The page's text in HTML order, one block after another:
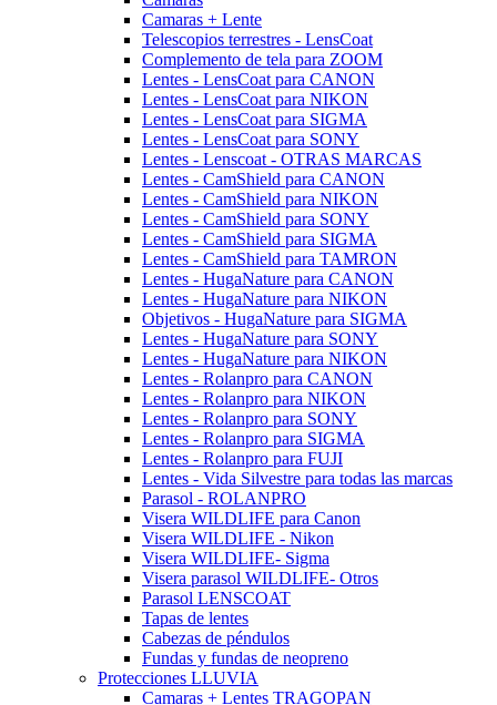
Camaras + Lente
Telescopios terrestres - LensCoat
Complemento de tela para ZOOM
Lentes - LensCoat para CANON
Lentes - LensCoat para NIKON
Lentes - LensCoat para SIGMA
Lentes - LensCoat para SONY
Lentes - Lenscoat - OTRAS MARCAS
Lentes - CamShield para CANON
Lentes - CamShield para NIKON
Lentes - CamShield para SONY
Lentes - CamShield para SIGMA
Lentes - CamShield para TAMRON
Lentes - HugaNature para CANON
Lentes - HugaNature para NIKON
Objetivos - HugaNature para SIGMA
Lentes - HugaNature para SONY
Lentes - HugaNature para NIKON
Lentes - Rolanpro para CANON
Lentes - Rolanpro para NIKON
Lentes - Rolanpro para SONY
Lentes - Rolanpro para SIGMA
Lentes - Rolanpro para FUJI
Lentes - Vida Silvestre para todas las marcas
Parasol - ROLANPRO
Visera WILDLIFE para Canon
Visera WILDLIFE - Nikon
Visera WILDLIFE- Sigma
Visera parasol WILDLIFE- Otros
Parasol LENSCOAT
Tapas de lentes
Cabezas de péndulos
Fundas y fundas de neopreno
Protecciones LLUVIA
Camaras + Lentes TRAGOPAN